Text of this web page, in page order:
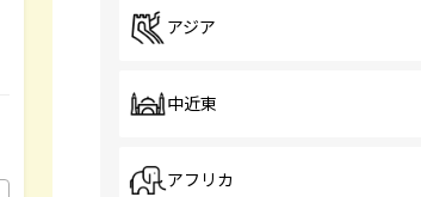
アジア
中近東
アフリカ